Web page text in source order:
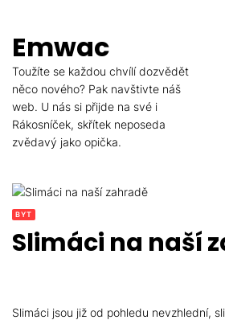
the
content
Emwac
Toužíte se každou chvílí dozvědět
něco nového? Pak navštivte náš
web. U nás si přijde na své i
Rákosníček, skřítek neposeda
zvědavý jako opička.
BYT
Slimáci na naší
Slimáci jsou již od pohledu nevzhlední,